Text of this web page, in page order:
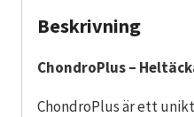
Beskrivning
ChondroPlus –
ChondroPlus är ett